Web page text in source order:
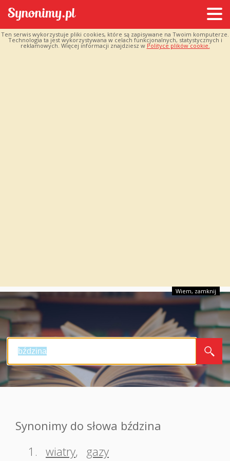
Ten serwis wykorzystuje pliki cookies, które są zapisywane na Twoim komputerze.
Technologia ta jest wykorzystywana w celach funkcjonalnych, statystycznych i
reklamowych. Więcej informacji znajdziesz w Polityce plików cookie.
Wiem, zamknij
Synonimy do słowa bździna
1. wiatry, gazy